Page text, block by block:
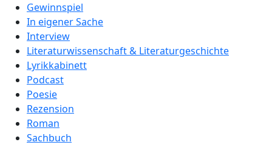
Gewinnspiel
In eigener Sache
Interview
Literaturwissenschaft & Literaturgeschichte
Lyrikkabinett
Podcast
Poesie
Rezension
Roman
Sachbuch